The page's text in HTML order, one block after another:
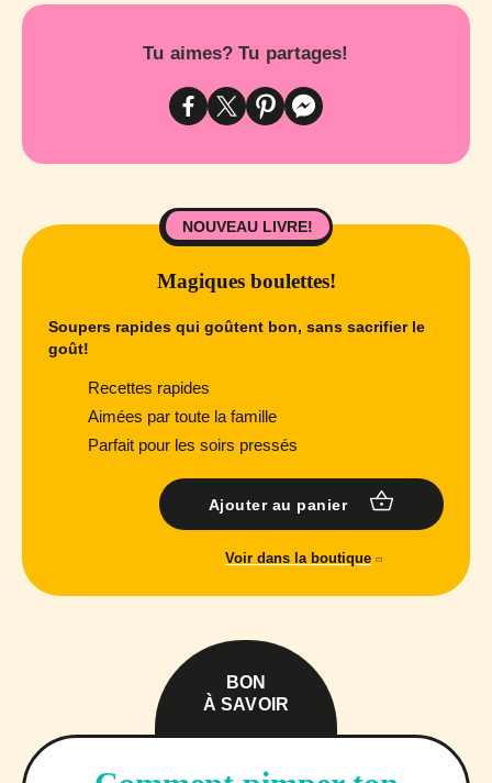
Tu aimes? Tu partages!
NOUVEAU LIVRE!
Magiques boulettes!
Soupers rapides qui goûtent bon, sans sacrifier le
goût!
Recettes rapides
Aimées par toute la famille
Parfait pour les soirs pressés
Ajouter au panier
Voir dans la boutique
BON
À SAVOIR